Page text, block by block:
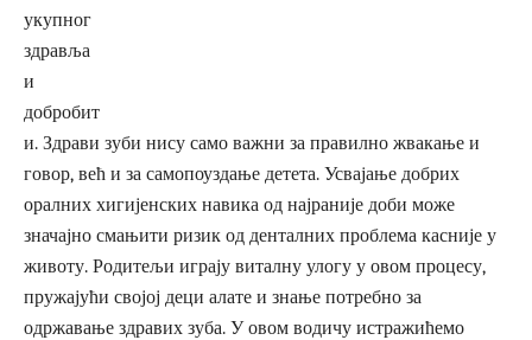
укупног
здравља
и
добробит
и. Здрави зуби нису само важни за правилно жвакање и
говор, већ и за самопоуздање детета. Усвајање добрих
оралних хигијенских навика од најраније доби може
значајно смањити ризик од денталних проблема касније у
животу. Родитељи играју виталну улогу у овом процесу,
пружајући својој деци алате и знање потребно за
одржавање здравих зуба. У овом водичу истражићемо